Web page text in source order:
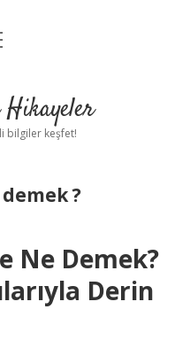
bilgiler keşfet!
?
Ne Demek?
Derin